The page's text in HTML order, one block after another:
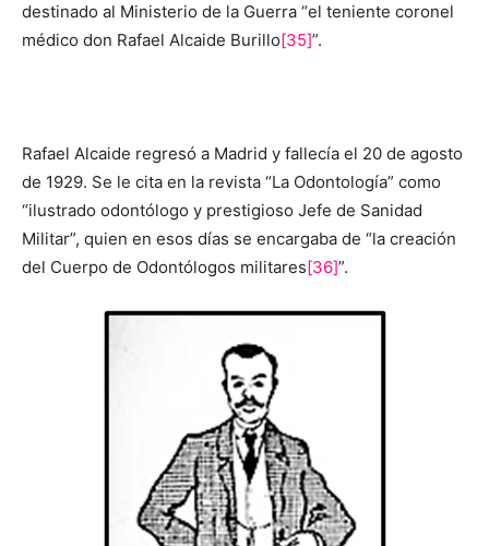
destinado al Ministerio de la Guerra “el teniente coronel
médico don Rafael Alcaide Burillo[35]”.
Rafael Alcaide regresó a Madrid y fallecía el 20 de agosto
de 1929. Se le cita en la revista “La Odontología” como
“ilustrado odontólogo y prestigioso Jefe de Sanidad
Militar”, quien en esos días se encargaba de “la creación
del Cuerpo de Odontólogos militares[36]”.